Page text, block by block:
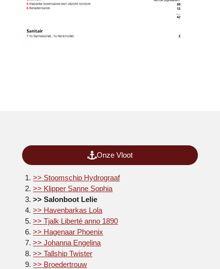
Onze Vloot
>> Stoomschip Hydrograaf
>> Klipper Sanne Sophia
>> Salonboot Lelie
>> Havenbarkas Lola
>> Tjalk Liberté anno 1890
>> Hagenaar Phoenix
>> Johanna Engelina
>> Tallship Twister
>> Broedertrouw